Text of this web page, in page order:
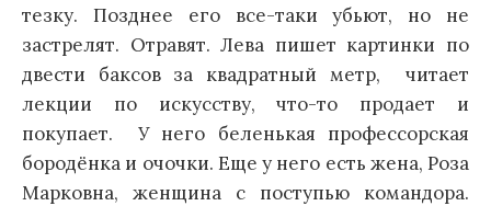
тезку. Позднее его все-таки убьют, но не
застрелят. Отравят. Лева пишет картинки по
двести баксов за квадратный метр, читает
лекции по искусству, что-то продает и
покупает. У него беленькая профессорская
бородёнка и очочки. Еще у него есть жена, Роза
Марковна, женщина с поступью командора.